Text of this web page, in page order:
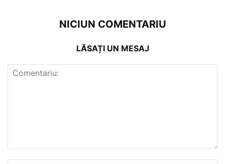
NICIUN COMENTARIU
LĂSAȚI UN MESAJ